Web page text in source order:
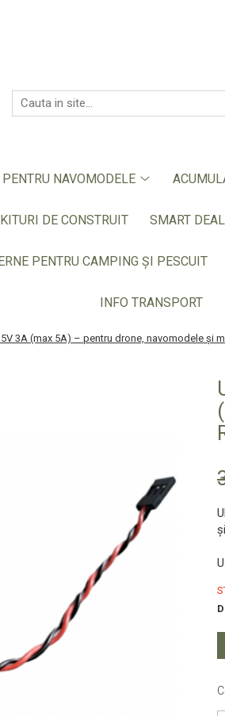
NAVOMODELE
KITURI DE CONSTRUIT SMART
PENTRU CAMPING ȘI PESCUIT
INFO TRANSPORT
5V 3A (max 5A) – pentru drone, navomodele și